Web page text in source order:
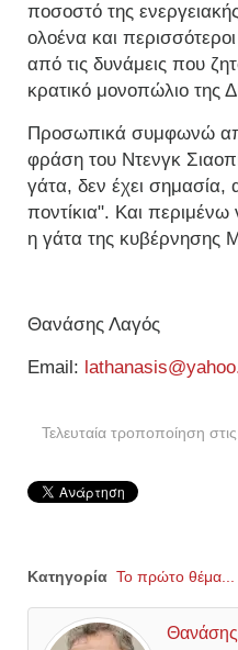
ποσοστό της
ολοένα και
από τις δυνάμεις που
κρατικό μονοπώλιο της
Προσωπικά συμφωνώ
φράση του Ντενγκ
γάτα, δεν έχει σημασία,
ποντίκια". Και περιμένω
η γάτα της κυβέρνησης
Θανάσης Λαγός
Εmail:
Τελευταία τροποποίηση
Κατηγορία Το πρώτο θέμα...